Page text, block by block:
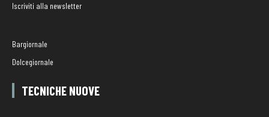
Iscriviti alla newsletter
Bargiornale
Dolcegiornale
TECNICHE NUOVE